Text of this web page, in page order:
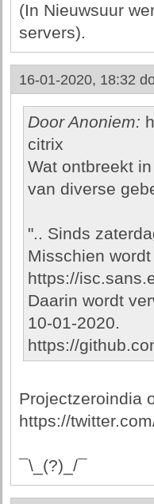
(In Nieuwsuur
servers).
16-01-2020, 18:32
Door Anoniem:
citrix
Wat ontbreekt
van diverse
".. Sinds
Misschien
https://
Daarin wordt
10-01-2020.
https://
Projectzeroindia
https://
¯\_(?)_/¯